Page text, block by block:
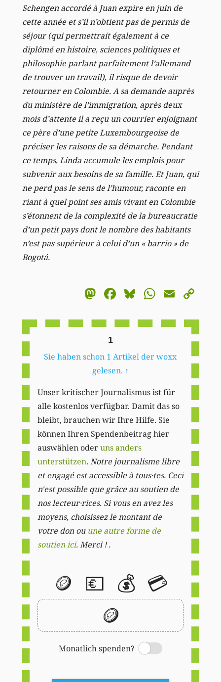
Schengen accordé à Juan expire en juin de
cette année et s’il n’obtient pas de permis de
séjour (qui permettrait également à ce
diplômé en histoire, sciences politiques et
philosophie parlant parfaitement l’allemand
de trouver un travail), il risque de devoir
retourner en Colombie. A sa demande auprès
du ministère de l’immigration, après deux
mois d’attente il a reçu un courrier enjoignant
ce père d’une petite Luxembourgeoise de
préciser les raisons de sa démarche. Pendant
ce temps, Linda accumule les emplois pour
subvenir aux besoins de sa famille. Et Juan, qui
ne perd pas le sens de l’humour, raconte en
riant à quel point ses amis vivant en Colombie
s’étonnent de la complexité de la bureaucratie
d’un petit pays dont le nombre des habitants
n’est pas supérieur à celui d’un « barrio » de
Bogotá.
Mastodon
Facebook
BlueskyEmail
1
Sie haben schon 1 Artikel der woxx
gelesen. ↑
Unser kritischer Journalismus ist für
alle kostenlos verfügbar. Damit das so
bleibt, brauchen wir Ihre Hilfe. Sie
können Ihren Spendenbeitrag hier
auswählen oderuns anders
unterstützen. Notre journalisme libre
et engagé est accessible à tous·tes. Ceci
n'est possible que grâce au soutien de
nos lecteur·rices. Si vous en avez les
moyens, choisissez le montant de
votre don ou une autre forme de
soutien ici. Merci ! .
🪙 💶 💰 💳
🪙
Monatlich spenden?
Switch